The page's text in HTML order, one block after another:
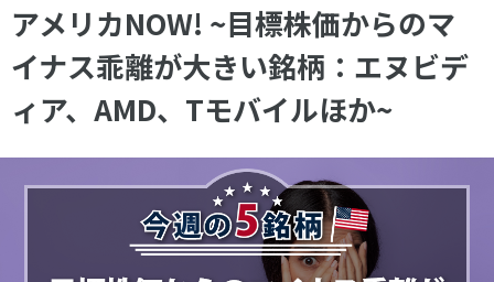
アメリカNOW! ~目標株価からのマ
イナス乖離が大きい銘柄：エヌビデ
ィア、AMD、Tモバイルほか~